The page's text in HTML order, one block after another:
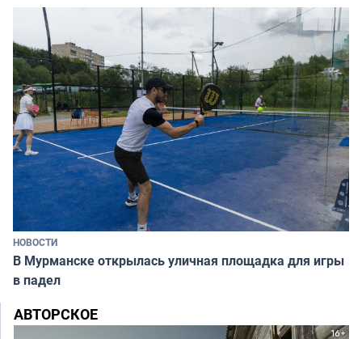
НОВОСТИ
В Мурманске открылась уличная площадка для игры
в падел
АВТОРСКОЕ